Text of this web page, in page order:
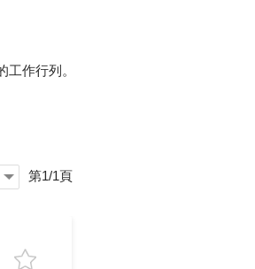
作行列。
第1/1頁